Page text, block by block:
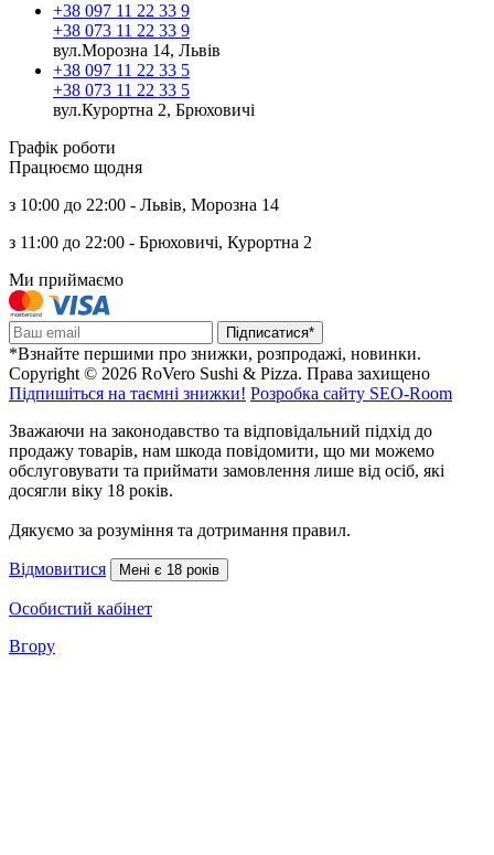
+38 097 11 22 33 9
+38 073 11 22 33 9
вул.Морозна 14, Львів
+38 097 11 22 33 5
+38 073 11 22 33 5
вул.Курортна 2, Брюховичі
Графік роботи
Працюємо щодня
з 10:00 до 22:00 - Львів, Морозна 14
з 11:00 до 22:00 - Брюховичі, Курортна 2
Ми приймаємо
Підписатися*
*Взнайте першими про знижки, розпродажі, новинки.
Copyright © 2026 RoVero Sushi & Pizza. Права захищено
Підпишіться на таємні знижки! Розробка сайту SEO-Room
Зважаючи на законодавство та відповідальний підхід до
продажу товарів, нам шкода повідомити, що ми можемо
обслуговувати та приймати замовлення лише від осіб, які
досягли віку 18 років.
Дякуємо за розуміння та дотримання правил.
Відмовитися Мені є 18 років
Особистий кабінет
Вгору